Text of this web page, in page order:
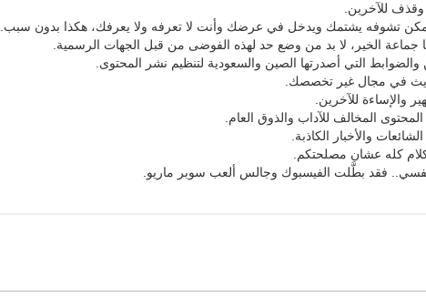
للآخرين.
تشوفه يشتمك ويدخل في عرضك وأنت لا تعرفه ولا يعرفك، هكذا بدون سبب.
جماعة الخير، لا بد من وضع حد لهذه الفوضى من قبل الجهات الرسمية.
والضوابط التي أصدرتها الصين والسعودية لتنظيم نشر المحتوى.
في مجال غير تخصصك.
والإساءة للآخرين.
المخالف للآداب والذوق العام.
والأخبار الكاذبة.
كله عشان مصلحتكم.
نفسي.. فقد بطَّلت الفيسبوك وجالس ألعب سوبر ماريو.